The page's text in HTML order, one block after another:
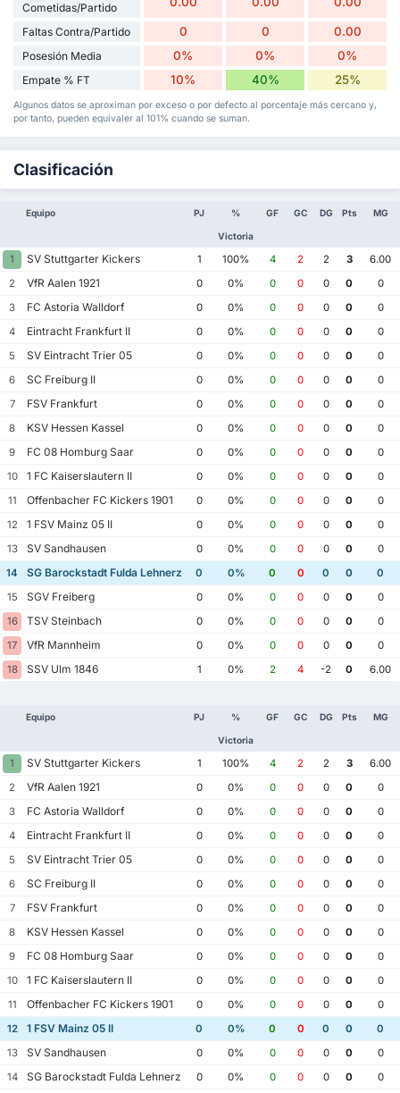
Cometidas/Partido
Faltas Contra/Partido 0 0 0.00
Posesión Media 0% 0% 0%
Empate % FT 10% 40% 25%
Algunos datos se aproximan por exceso o por defecto al porcentaje más cercano y,
por tanto, pueden equivaler al 101% cuando se suman.
Clasificación
Equipo PJ %
Victoria
GF GC DG Pts MG
1 SV Stuttgarter Kickers 1 100% 4 2 2 3
6.00
2
VfR Aalen 1921 0 0% 0 0 0 0
0
3
FC Astoria Walldorf 0 0% 0 0 0 0
0
4
Eintracht Frankfurt II 0 0% 0 0 0 0
0
5
SV Eintracht Trier 05 0 0% 0 0 0 0
0
6
SC Freiburg II 0 0% 0 0 0 0
0
7
FSV Frankfurt 0 0% 0 0 0 0
0
8
KSV Hessen Kassel 0 0% 0 0 0 0
0
9
FC 08 Homburg Saar 0 0% 0 0 0 0
0
10
1 FC Kaiserslautern II 0 0% 0 0 0 0
0
11
Offenbacher FC Kickers 1901 0 0% 0 0 0 0
0
12
1 FSV Mainz 05 II 0 0% 0 0 0 0
0
13
SV Sandhausen 0 0% 0 0 0 0
0
14
SG Barockstadt Fulda Lehnerz 0 0% 0 0 0 0
0
15
SGV Freiberg 0 0% 0 0 0 0
0
16
TSV Steinbach 0 0% 0 0 0 0
0
17
VfR Mannheim 0 0% 0 0 0 0
0
18
SSV Ulm 1846 1 0% 2 4 -2 0 6.00
Equipo PJ %
Victoria
GF GC DG Pts MG
1 SV Stuttgarter Kickers 1 100% 4 2 2 3
6.00
2
VfR Aalen 1921 0 0% 0 0 0 0
0
3
FC Astoria Walldorf 0 0% 0 0 0 0
0
4
Eintracht Frankfurt II 0 0% 0 0 0 0
0
5
SV Eintracht Trier 05 0 0% 0 0 0 0
0
6
SC Freiburg II 0 0% 0 0 0 0
0
7
FSV Frankfurt 0 0% 0 0 0 0
0
8
KSV Hessen Kassel 0 0% 0 0 0 0
0
9
FC 08 Homburg Saar 0 0% 0 0 0 0
0
10
1 FC Kaiserslautern II 0 0% 0 0 0 0
0
11
Offenbacher FC Kickers 1901 0 0% 0 0 0 0
0
12
1 FSV Mainz 05 II 0 0% 0 0 0 0
0
13
SV Sandhausen 0 0% 0 0 0 0
0
14
SG Barockstadt Fulda Lehnerz 0 0% 0 0 0 0
0